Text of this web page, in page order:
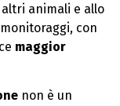
altri animali e allo
con
maggior
non è un